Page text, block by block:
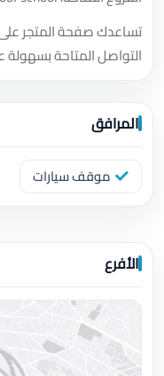
تساعدك صفحة المتجر
التواصل المتاحة بسهولة
المرافق
موقف سيارات
الأفرع